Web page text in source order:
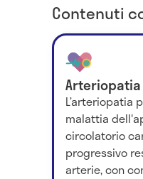
Contenuti
L’arteriopatia
malattia
circolatorio
progressivo
arterie, con